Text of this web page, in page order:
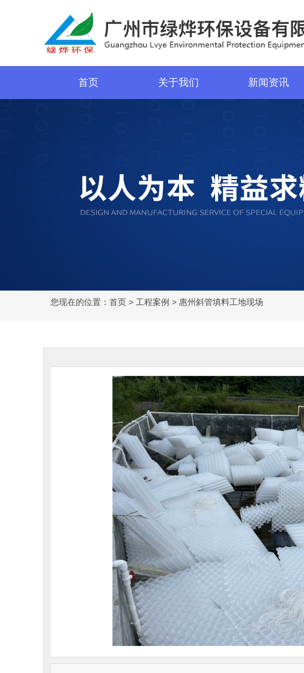
首页 关于我们 新闻资讯
您现在的位置： 首页 > 工程案例 > 惠州斜管填料工地现场